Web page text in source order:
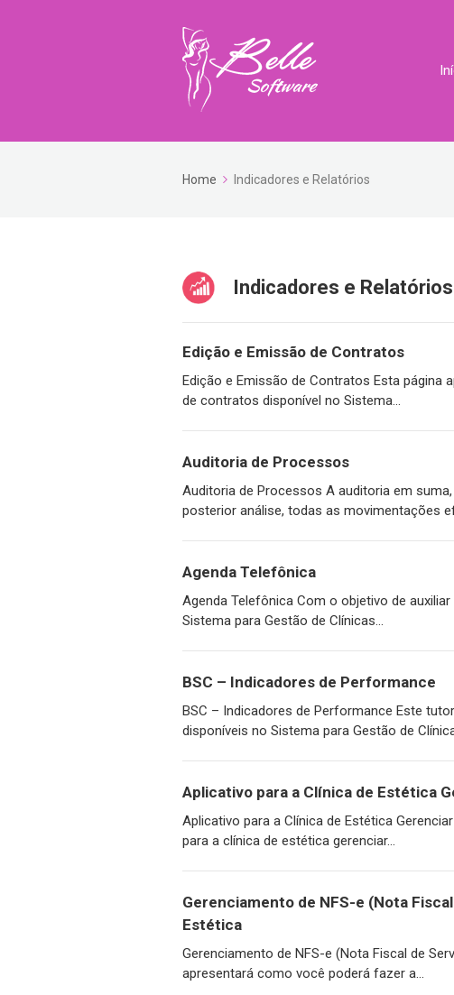
Home Indicadores e Relatórios
Indicadores e Relatórios
Edição e Emissão de Contratos
Edição e Emissão de Contratos Esta página
de contratos disponível no Sistema...
Auditoria de Processos
Auditoria de Processos A auditoria em
posterior análise, todas as movimentações
Agenda Telefônica
Agenda Telefônica Com o objetivo de
Sistema para Gestão de Clínicas...
BSC – Indicadores de Performance
BSC – Indicadores de Performance Este
disponíveis no Sistema para Gestão de
Aplicativo para a Clínica de Estética
Aplicativo para a Clínica de Estética
para a clínica de estética gerenciar...
Gerenciamento de NFS-e (Nota
Estética
Gerenciamento de NFS-e (Nota Fiscal de
apresentará como você poderá fazer a...